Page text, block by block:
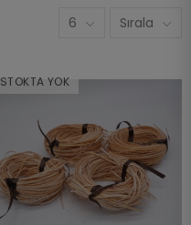
6 Sırala
STOKTA YOK